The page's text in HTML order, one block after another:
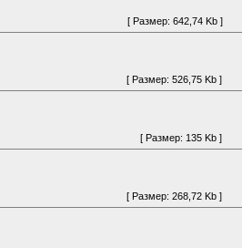
[ Размер: 642,74 Kb ]
[ Размер: 526,75 Kb ]
[ Размер: 135 Kb ]
[ Размер: 268,72 Kb ]